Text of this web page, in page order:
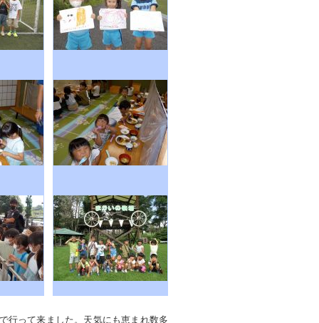
行って来ました。天気にも恵まれ数多